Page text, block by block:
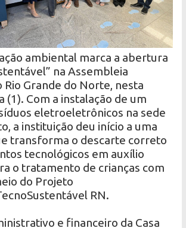
ambiental marca a abertura
na Assembleia
Rio Grande do Norte, nesta
(1). Com a instalação de um
eletroeletrônicos na sede
a instituição deu início a uma
transforma o descarte correto
tecnológicos em auxílio
o tratamento de crianças com
do Projeto
RN.
e financeiro da Casa